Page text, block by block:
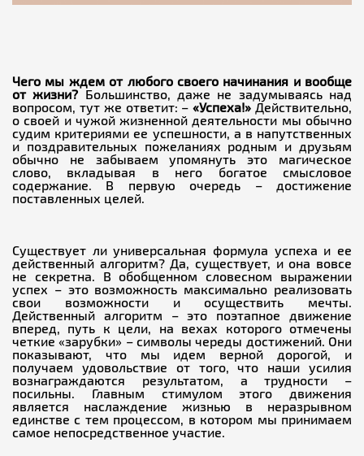
Чего мы ждем от любого своего начинания и вообще
от жизни? Большинство, даже не задумываясь над
вопросом, тут же ответит: –«Успеха!» Действительно,
о своей и чужой жизненной деятельности мы обычно
судим критериями ее успешности, а в напутственных
и поздравительных пожеланиях родным и друзьям
обычно не забываем упомянуть это магическое
слово, вкладывая в него богатое смысловое
содержание. В первую очередь – достижение
поставленных целей.
Существует ли универсальная формула успеха и ее
действенный алгоритм? Да, существует, и она вовсе
не секретна. В обобщенном словесном выражении
успех – это возможность максимально реализовать
свои возможности и осуществить мечты.
Действенный алгоритм – это поэтапное движение
вперед, путь к цели, на вехах которого отмечены
четкие «зарубки» – символы череды достижений. Они
показывают, что мы идем верной дорогой, и
получаем удовольствие от того, что наши усилия
вознаграждаются результатом, а трудности –
посильны. Главным стимулом этого движения
является наслаждение жизнью в неразрывном
единстве с тем процессом, в котором мы принимаем
самое непосредственное участие.